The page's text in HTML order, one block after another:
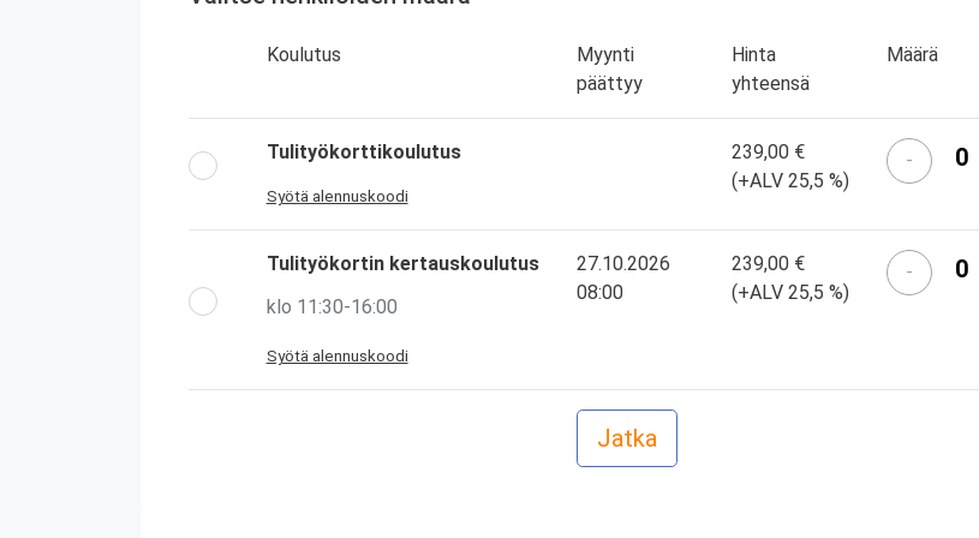
Koulutus
Myynti
päättyy
Hinta
yhteensä
Määrä
Tulityökorttikoulutus
Syötä alennuskoodi
239,00 €
(+ALV 25,5 %)
-
Tulityökortin kertauskoulutus
klo 11:30-16:00
Syötä alennuskoodi
27.10.2026
08:00
239,00 €
(+ALV 25,5 %)
-